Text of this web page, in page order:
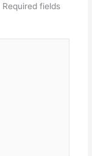
Required fields